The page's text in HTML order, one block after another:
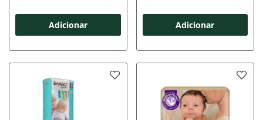
Adicionar Adicionar